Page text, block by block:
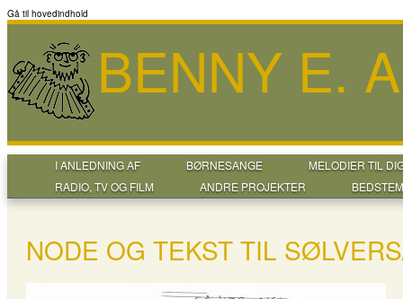
Gå til hovedindhold
BENNY E.
I ANLEDNING AF BØRNESANGE
MELODIER TIL
RADIO, TV OG FILM
ANDRE PROJEKTER
NODE OG TEKST TIL